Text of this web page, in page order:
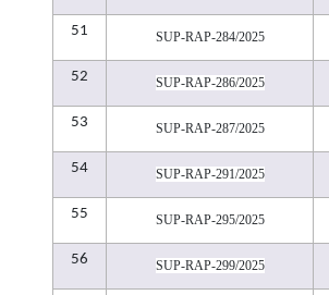
51 SUP-RAP-284/2025
52 SUP-RAP-286/2025
53 SUP-RAP-287/2025
54 SUP-RAP-291/2025
55 SUP-RAP-295/2025
56 SUP-RAP-299/2025